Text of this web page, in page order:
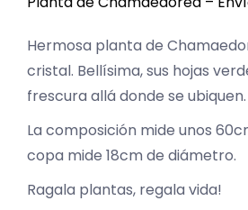
Hermosa planta de
cristal. Bellísima, sus hojas
frescura allá donde se ubiquen.
La composición mide unos
copa mide 18cm de diámetro.
Ragala plantas, regala vida!